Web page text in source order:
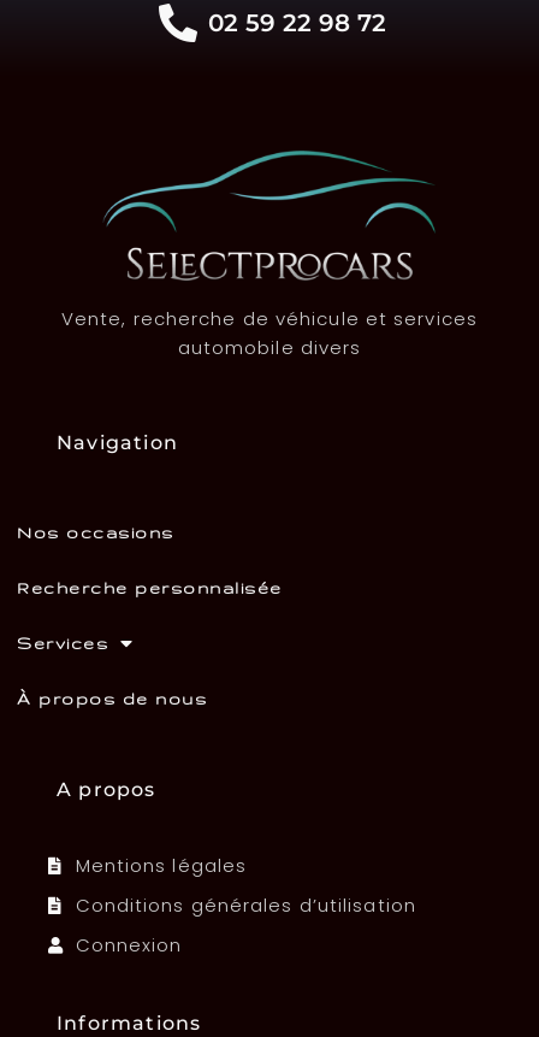
02 59 22 98 72
Vente, recherche de véhicule et services
automobile divers
Navigation
Nos occasions
Recherche personnalisée
Services
À propos de nous
A propos
Mentions légales
Conditions générales d’utilisation
Connexion
Informations